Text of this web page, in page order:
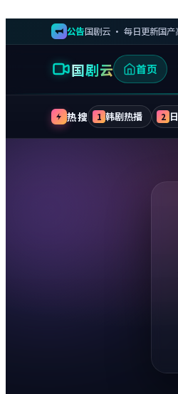
公告国剧云 · 每日更新国产
国剧云 首页
热搜 1 韩剧热播 2